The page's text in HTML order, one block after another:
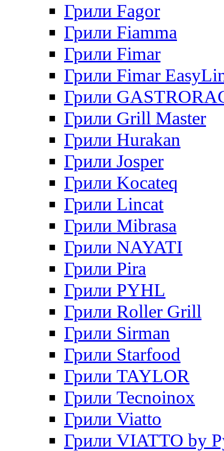
Грили Fagor
Грили Fiamma
Грили Fimar
Грили Fimar
Грили
Грили Grill Master
Грили Hurakan
Грили Josper
Грили Kocateq
Грили Lincat
Грили Mibrasa
Грили NAYATI
Грили Pira
Грили PYHL
Грили Roller Grill
Грили Sirman
Грили Starfood
Грили TAYLOR
Грили Tecnoinox
Грили Viatto
Грили VIATTO by